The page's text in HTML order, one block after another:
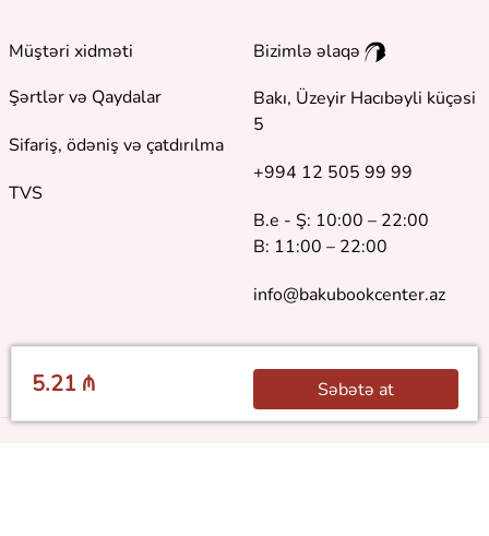
5.21 ₼ Səbətə at
Müştəri xidməti
Şərtlər və Qaydalar
Sifariş, ödəniş və çatdırılma
TVS
Bizimlə əlaqə
Bakı, Üzeyir Hacıbəyli küçəsi
5
+994 12 505 99 99
B.e - Ş: 10:00 – 22:00
B: 11:00 – 22:00
info@bakubookcenter.az